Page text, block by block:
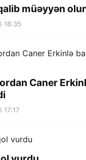
müəyyən
18:35
Caner
17:17